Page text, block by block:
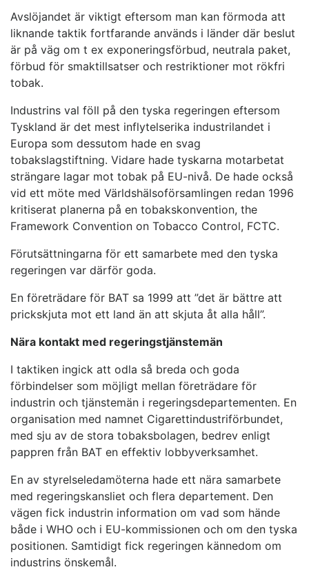
Avslöjandet är viktigt eftersom man kan förmoda att
liknande taktik fortfarande används i länder där beslut
är på väg om t ex exponeringsförbud, neutrala paket,
förbud för smaktillsatser och restriktioner mot rökfri
tobak.
Industrins val föll på den tyska regeringen eftersom
Tyskland är det mest inflytelserika industrilandet i
Europa som dessutom hade en svag
tobakslagstiftning. Vidare hade tyskarna motarbetat
strängare lagar mot tobak på EU-nivå. De hade också
vid ett möte med Världshälsoförsamlingen redan 1996
kritiserat planerna på en tobakskonvention, the
Framework Convention on Tobacco Control, FCTC.
Förutsättningarna för ett samarbete med den tyska
regeringen var därför goda.
En företrädare för BAT sa 1999 att ”det är bättre att
prickskjuta mot ett land än att skjuta åt alla håll”.
Nära kontakt med regeringstjänstemän
I taktiken ingick att odla så breda och goda
förbindelser som möjligt mellan företrädare för
industrin och tjänstemän i regeringsdepartementen. En
organisation med namnet Cigarettindustriförbundet,
med sju av de stora tobaksbolagen, bedrev enligt
pappren från BAT en effektiv lobbyverksamhet.
En av styrelseledamöterna hade ett nära samarbete
med regeringskansliet och flera departement. Den
vägen fick industrin information om vad som hände
både i WHO och i EU-kommissionen och om den tyska
positionen. Samtidigt fick regeringen kännedom om
industrins önskemål.